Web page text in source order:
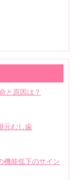
と原因は？
元むし歯
機能低下のサイン